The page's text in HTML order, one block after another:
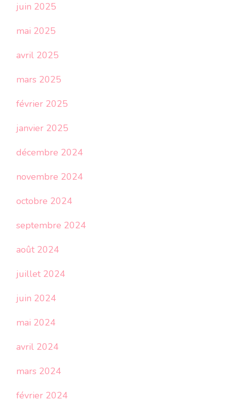
juin 2025
mai 2025
avril 2025
mars 2025
février 2025
janvier 2025
décembre 2024
novembre 2024
octobre 2024
septembre 2024
août 2024
juillet 2024
juin 2024
mai 2024
avril 2024
mars 2024
février 2024